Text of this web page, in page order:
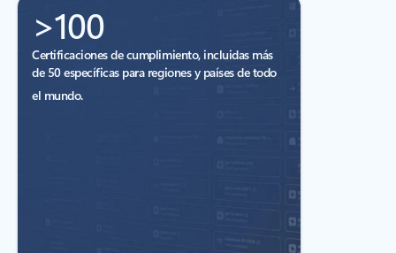
>100
Certificaciones de cumplimiento, incluidas más
de 50 específicas para regiones y países de todo
el mundo.